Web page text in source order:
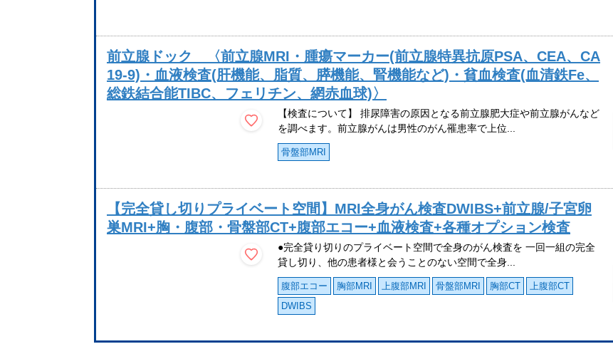
前立腺ドック 〈前立腺MRI・腫瘍マーカー(前立腺特異抗原PSA、CEA、CA
19-9)・血液検査(肝機能、脂質、膵機能、腎機能など)・貧血検査(血清鉄Fe、
総鉄結合能TIBC、フェリチン、網赤血球)〉
【検査について】 排尿障害の原因となる前立腺肥大症や前立腺がんなど
を調べます。前立腺がんは男性のがん罹患率で上位...
骨盤部MRI
【完全貸し切りプライベート空間】MRI全身がん検査DWIBS+前立腺/子宮卵
巣MRI+胸・腹部・骨盤部CT+腹部エコー+血液検査+各種オプション検査
●完全貸り切りのプライベート空間で全身のがん検査を 一回一組の完全
貸し切り、他の患者様と会うことのない空間で全身...
腹部エコー 胸部MRI 上腹部MRI 骨盤部MRI 胸部CT
上腹部CT
DWIBS